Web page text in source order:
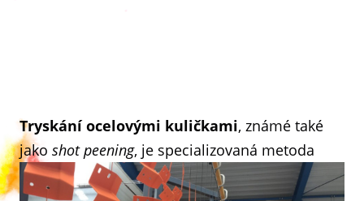
Tryskání ocelovými kuličkami, známé také
jako shot peening, je specializovaná metoda